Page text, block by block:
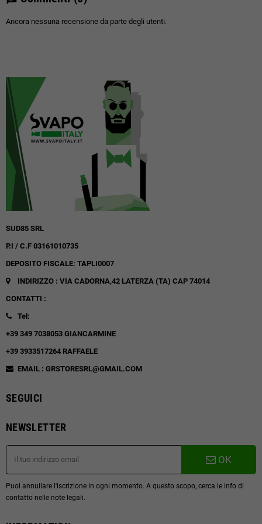
Ancora nessuna recensione da parte degli utenti.
SUD85 SRL
P.I / C.F 03161010735
DEPOSITO FISCALE: TAPLI0007
INDIRIZZO : VIA CADORNA,42 LATERZA (TA) CAP 74014
CONTATTI :
Tel:
+39 349 7038053 GIANCARMINE
+39 3933517264 RAFFAELE
EMAIL : GRSTORESRL@GMAIL.COM
SEGUICI
NEWSLETTER
OK
Puoi annullare l'iscrizione in ogni momento. A questo scopo, cerca le info di
contatto nelle note legali.